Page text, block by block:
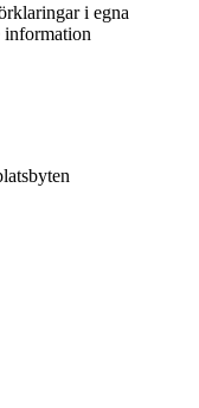
i egna
information